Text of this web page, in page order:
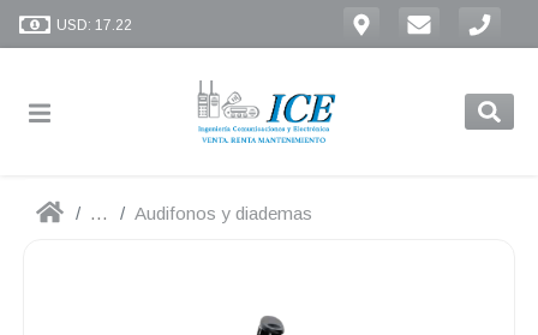
USD: 17.22
... Audifonos y diademas